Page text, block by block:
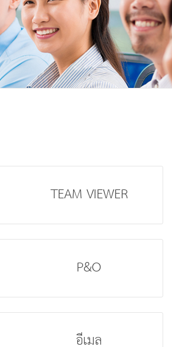
TEAM VIEWER
P&O
อีเมล